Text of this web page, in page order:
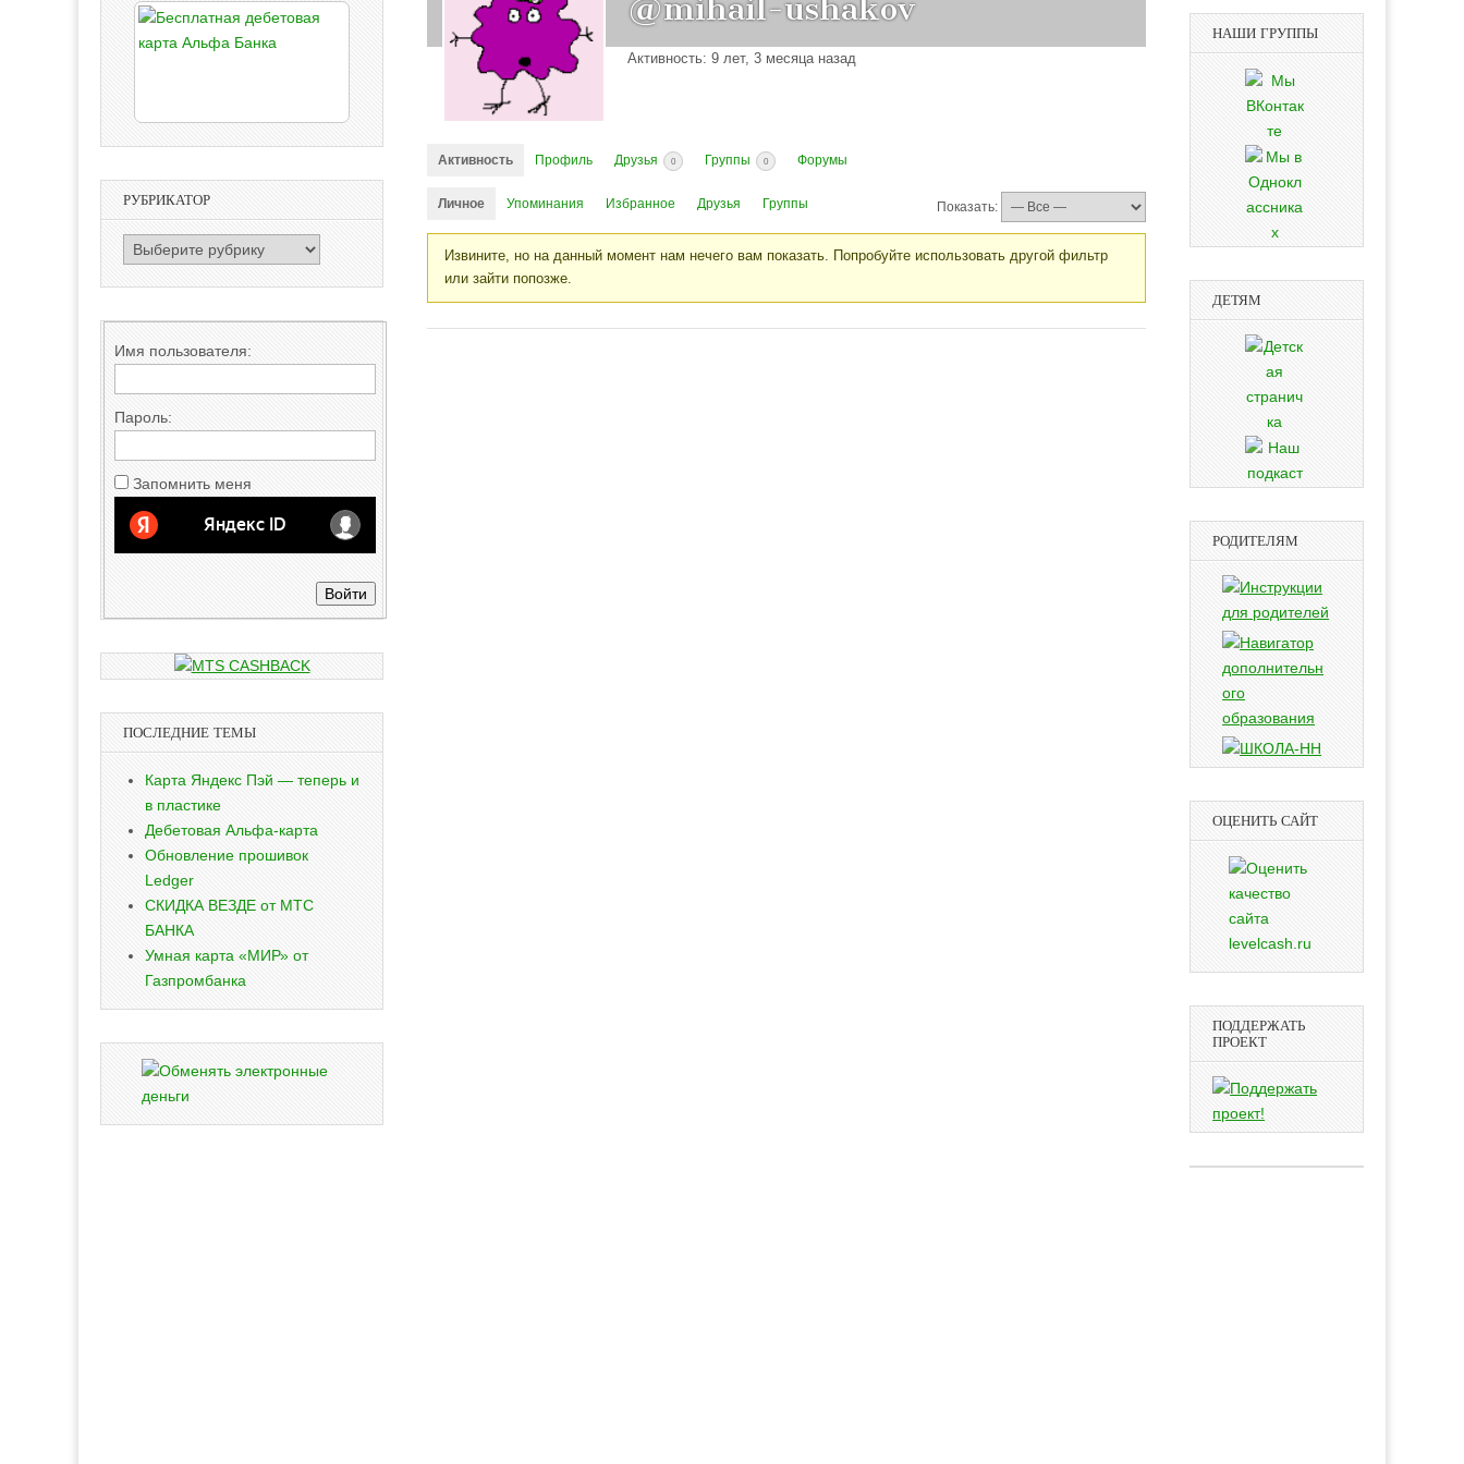
@mihail-ushakov
Активность: 9 лет, 3 месяца назад
Активность Профиль Друзья 0 Группы 0 Форумы
Личное Упоминания Избранное Друзья Группы Показать:
Извините, но на данный момент нам нечего вам показать. Попробуйте использовать другой фильтр
или зайти попозже.
РУБРИКАТОР
РУБРИКАТОР
Имя пользователя:
Пароль:
Запомнить меня
Войти
ПОСЛЕДНИЕ ТЕМЫ
Карта Яндекс Пэй — теперь и
в пластике
Дебетовая Альфа-карта
Обновление прошивок
Ledger
СКИДКА ВЕЗДЕ от МТС
БАНКА
Умная карта «МИР» от
Газпромбанка
НАШИ ГРУППЫ
ДЕТЯМ
РОДИТЕЛЯМ
ОЦЕНИТЬ САЙТ
ПОДДЕРЖАТЬ
ПРОЕКТ